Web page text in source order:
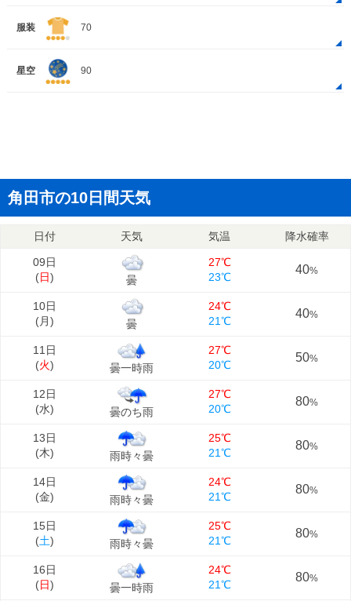
服装 70
星空 90
角田市の10日間天気
日付 天気 気温 降水確率
09日
(日) 曇
27℃
23℃
40%
10日
(月) 曇
24℃
21℃
40%
11日
(火) 曇一時雨
27℃
20℃
50%
12日
(水) 曇のち雨
27℃
20℃
80%
13日
(木) 雨時々曇
25℃
21℃
80%
14日
(金) 雨時々曇
24℃
21℃
80%
15日
(土) 雨時々曇
25℃
21℃
80%
16日
(日) 曇一時雨
24℃
21℃
80%